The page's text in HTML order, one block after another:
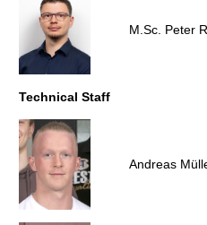
M.Sc. Peter
Technical Staff
Andreas